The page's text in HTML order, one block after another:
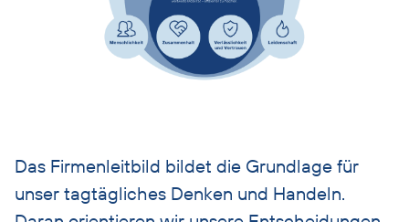
Akkordeon
überspringen
Das Firmenleitbild bildet die Grundlage für
unser tagtägliches Denken und Handeln.